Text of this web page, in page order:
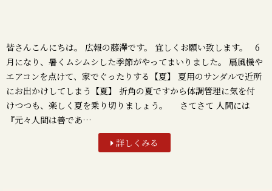
皆さんこんにちは。 広報の藤澤です。 宜しくお願い致します。 6
月になり、暑くムシムシした季節がやってまいりました。 扇風機や
エアコンを点けて、家でぐったりする【夏】 夏用のサンダルで近所
にお出かけしてしまう【夏】 折角の夏ですから体調管理に気を付
けつつも、楽しく夏を乗り切りましょう。 さてさて 人間には
『元々人間は善であ…
詳しくみる